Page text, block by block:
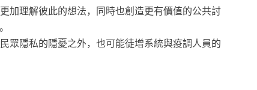
加理解彼此的想法，同時也創造更有價值的公共討
眾隱私的隱憂之外，也可能徒增系統與疫調人員的